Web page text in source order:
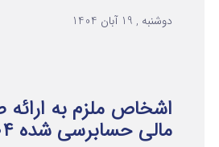
دوشنبه , 19 آبان 1404
اشخاص ملزم به ارائه
مالی حسابرسی شده ۱۴۰۴